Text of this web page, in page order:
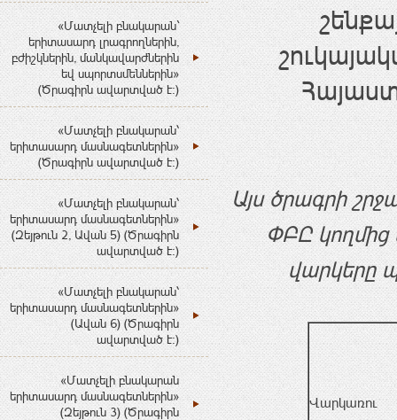
«Մատչելի բնակարան`
երիտասարդ լրագրողներին,
բժիշկներին, մանկավարժներին
եվ սպորտսմեններին»
(Ծրագիրն ավարտված է:)
«Մատչելի բնակարան՝
երիտասարդ մասնագետներին»
(Ծրագիրն ավարտված է:)
«Մատչելի բնակարան՝
երիտասարդ մասնագետներին»
(Զեյթուն 2, Ավան 5) (Ծրագիրն
ավարտված է:)
«Մատչելի բնակարան՝
երիտասարդ մասնագետներին»
(Ավան 6) (Ծրագիրն
ավարտված է:)
«Մատչելի բնակարան
երիտասարդ մասնագետներին»
(Զեյթուն 3) (Ծրագիրն
Այս ծրագրի
ՓԲԸ
վարկերը
Վարկառու